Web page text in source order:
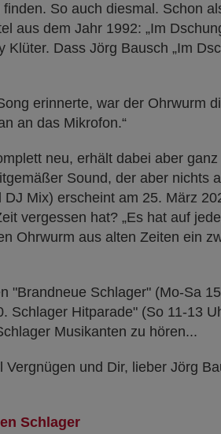
So auch diesmal. Schon
aus dem Jahr 1992: „Im
Dass Jörg Bausch „Im
erinnerte, war der Ohrwurm
an das Mikrofon.“
neu, erhält dabei aber
Sound, der aber nichts
Mix) erscheint am 25. März
vergessen hat? „Es hat auf
Ohrwurm aus alten Zeiten ein
"Brandneue Schlager" (Mo-Sa
Schlager Hitparade" (So 11-13
Musikanten zu hören...
und Dir, lieber Jörg
Schlager